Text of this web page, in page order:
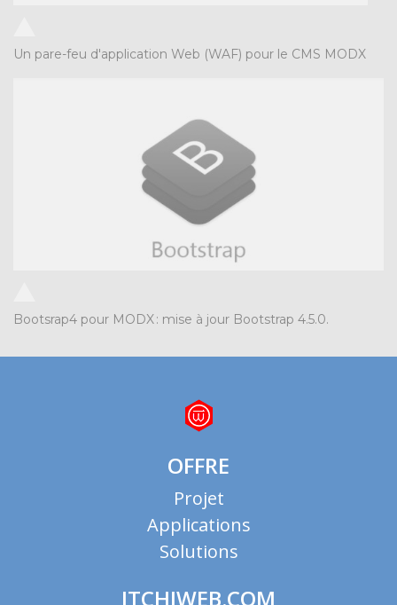
Un pare-feu d'application Web (WAF) pour le CMS MODX
Bootsrap4 pour MODX: mise à jour Bootstrap 4.5.0.
OFFRE
Projet
Applications
Solutions
ITCHIWEB.COM